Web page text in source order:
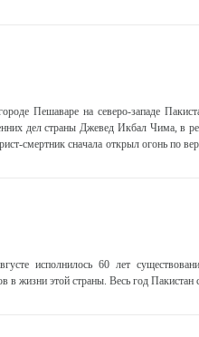
Пешаваре на северо-западе
дел страны Джевед Икбал Чима, в
смертник сначала открыл огонь по
исполнилось 60 лет
жизни этой страны. Весь год Пакистан